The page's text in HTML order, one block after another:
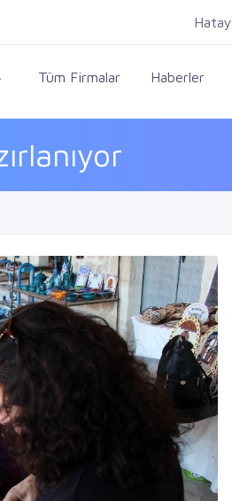
Tüm Firmalar Haberler
Hatay